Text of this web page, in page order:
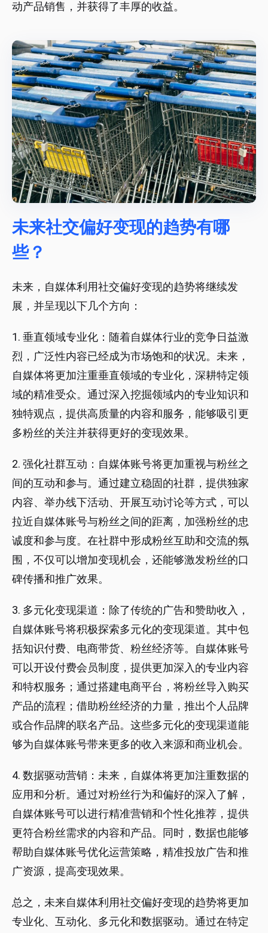
动产品销售，并获得了丰厚的收益。
未来社交偏好变现的趋势有哪
些？
未来，自媒体利用社交偏好变现的趋势将继续发
展，并呈现以下几个方向：
1. 垂直领域专业化：随着自媒体行业的竞争日益激
烈，广泛性内容已经成为市场饱和的状况。未来，
自媒体将更加注重垂直领域的专业化，深耕特定领
域的精准受众。通过深入挖掘领域内的专业知识和
独特观点，提供高质量的内容和服务，能够吸引更
多粉丝的关注并获得更好的变现效果。
2. 强化社群互动：自媒体账号将更加重视与粉丝之
间的互动和参与。通过建立稳固的社群，提供独家
内容、举办线下活动、开展互动讨论等方式，可以
拉近自媒体账号与粉丝之间的距离，加强粉丝的忠
诚度和参与度。在社群中形成粉丝互助和交流的氛
围，不仅可以增加变现机会，还能够激发粉丝的口
碑传播和推广效果。
3. 多元化变现渠道：除了传统的广告和赞助收入，
自媒体账号将积极探索多元化的变现渠道。其中包
括知识付费、电商带货、粉丝经济等。自媒体账号
可以开设付费会员制度，提供更加深入的专业内容
和特权服务；通过搭建电商平台，将粉丝导入购买
产品的流程；借助粉丝经济的力量，推出个人品牌
或合作品牌的联名产品。这些多元化的变现渠道能
够为自媒体账号带来更多的收入来源和商业机会。
4. 数据驱动营销：未来，自媒体将更加注重数据的
应用和分析。通过对粉丝行为和偏好的深入了解，
自媒体账号可以进行精准营销和个性化推荐，提供
更符合粉丝需求的内容和产品。同时，数据也能够
帮助自媒体账号优化运营策略，精准投放广告和推
广资源，提高变现效果。
总之，未来自媒体利用社交偏好变现的趋势将更加
专业化、互动化、多元化和数据驱动。通过在特定